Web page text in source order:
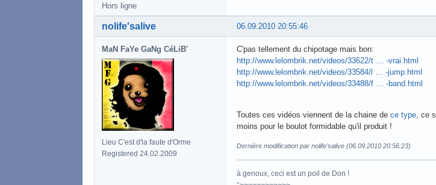
Hors ligne
06.09.2010 20:55:46
nolife'salive
MaN FaYe GaNg CéLiB'
Lieu C'est d'la faute d'Orme
Registered 24.02.2009
C'pas tellement du chipotage mais bon:
http://www.lelombrik.net/videos/33622/t … -vrai.html
http://www.lelombrik.net/videos/33584/l … -jump.html
http://www.lelombrik.net/videos/33488/f … -band.html
Toutes ces vidéos viennent de la chaine de ce type , ce
moins pour le boulot formidable qu'il produit !
Dernière modification par nolife'salive (06.09.2010 20:56:23)
à genoux, ceci est un poil de Don !